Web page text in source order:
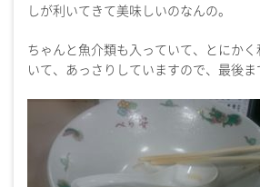
しが利いてきて美味しいのなんの。
ちゃんと魚介類も入っていて、とにか
いて、あっさりしていますので、最後ま